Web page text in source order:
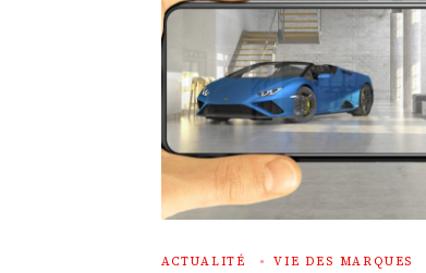
ACTUALITÉ VIE DES MARQUES